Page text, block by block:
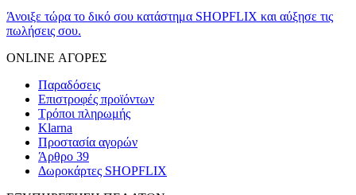
Άνοιξε τώρα το δικό σου κατάστημα SHOPFLIX και αύξησε τις
πωλήσεις σου.
ONLINE ΑΓΟΡΕΣ
Παραδόσεις
Επιστροφές προϊόντων
Τρόποι πληρωμής
Klarna
Προστασία αγορών
Άρθρο 39
Δωροκάρτες SHOPFLIX